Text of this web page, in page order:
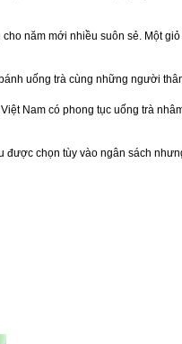
năm mới nhiều suôn sẻ. Một
uống trà cùng những người
Nam có phong tục uống trà
chọn tùy vào ngân sách